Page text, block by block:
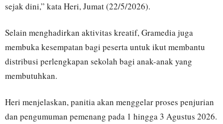
sejak dini,” kata Heri, Jumat (22/5/2026).
Selain menghadirkan aktivitas kreatif, Gramedia juga
membuka kesempatan bagi peserta untuk ikut membantu
distribusi perlengkapan sekolah bagi anak-anak yang
membutuhkan.
Heri menjelaskan, panitia akan menggelar proses penjurian
dan pengumuman pemenang pada 1 hingga 3 Agustus 2026.